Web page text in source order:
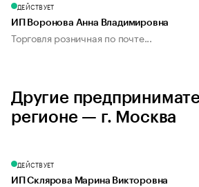
ДЕЙСТВУЕТ
ИП Воронова Анна Владимировна
Торговля розничная по почте...
Другие
регионе — г. Москва
ДЕЙСТВУЕТ
ИП Склярова Марина Викторовна